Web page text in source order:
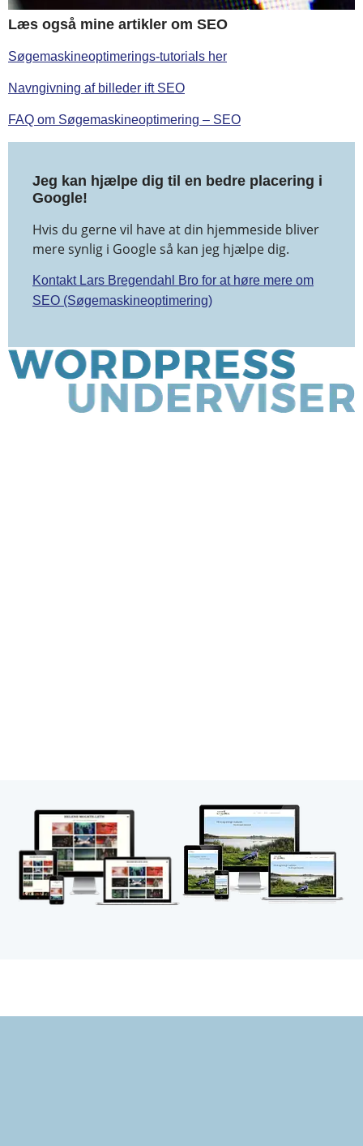
Læs også mine artikler om SEO
Søgemaskineoptimerings-tutorials her
Navngivning af billeder ift SEO
FAQ om Søgemaskineoptimering – SEO
Jeg kan hjælpe dig til en bedre placering i
Google!
Hvis du gerne vil have at din hjemmeside bliver
mere synlig i Google så kan jeg hjælpe dig.
Kontakt Lars Bregendahl Bro for at høre mere om
SEO (Søgemaskineoptimering)